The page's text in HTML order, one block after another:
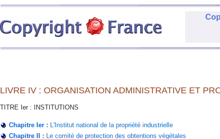
LIVRE IV : ORGANISATION ADMINISTRATIVE ET
TITRE Ier : INSTITUTIONS
Chapitre Ier : L'Institut national de la propriété industrielle
Chapitre II : Le comité de protection des obtentions végétales